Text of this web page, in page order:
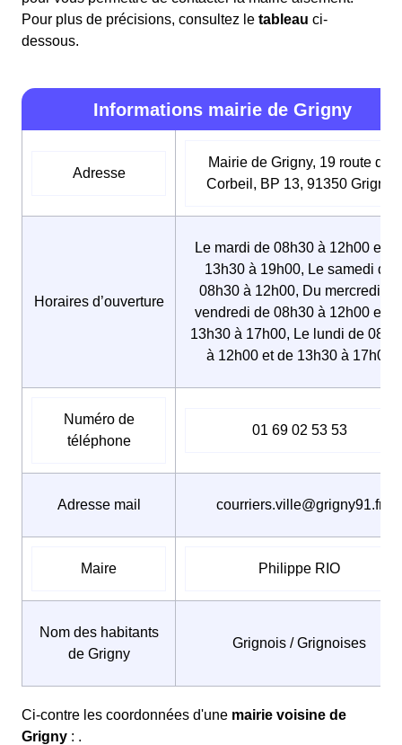
Pour plus de précisions, consultez le tableau ci-
dessous.
Informations mairie de Grigny
Adresse
Mairie de Grigny, 19 route de
Corbeil, BP 13, 91350 Grigny
Horaires d’ouverture
Le mardi de 08h30 à 12h00 et
13h30 à 19h00, Le samedi de
08h30 à 12h00, Du mercredi au
vendredi de 08h30 à 12h00 et
13h30 à 17h00, Le lundi de
à 12h00 et de 13h30 à 17h00
Numéro de
téléphone
01 69 02 53 53
Adresse mail courriers.ville@grigny91.fr
Maire Philippe RIO
Nom des habitants
de Grigny
Grignois / Grignoises
Ci-contre les coordonnées d'une mairie voisine de
Grigny : .